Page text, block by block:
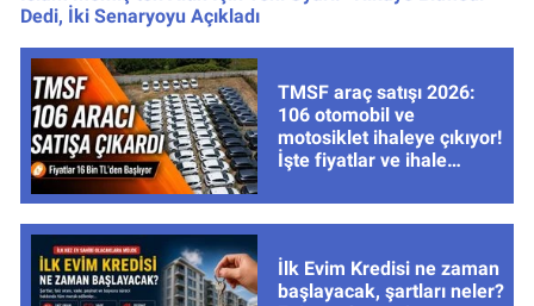
Dedi, İki Senaryoyu Açıkladı
TMSF araç satışı 2026:
106 otomobil ve
motosiklet ihaleye çıkıyor!
İşte fiyatlar ve ihale
İlk Evim Kredisi ne zaman
başlayacak, şartları neler?